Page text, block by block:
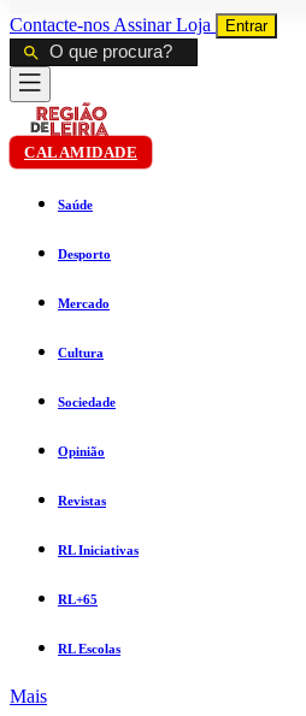
Contacte-nos AssinarLoja Entrar
CALAMIDADE
Saúde
Desporto
Mercado
Cultura
Sociedade
Opinião
Revistas
RL Iniciativas
RL+65
RL Escolas
Mais